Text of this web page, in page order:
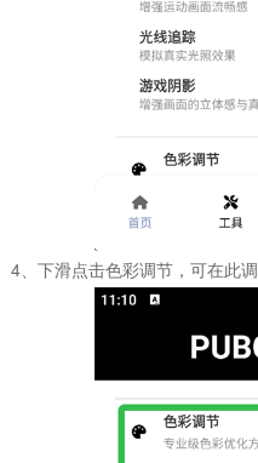
4、下滑点击色彩调节，可在此